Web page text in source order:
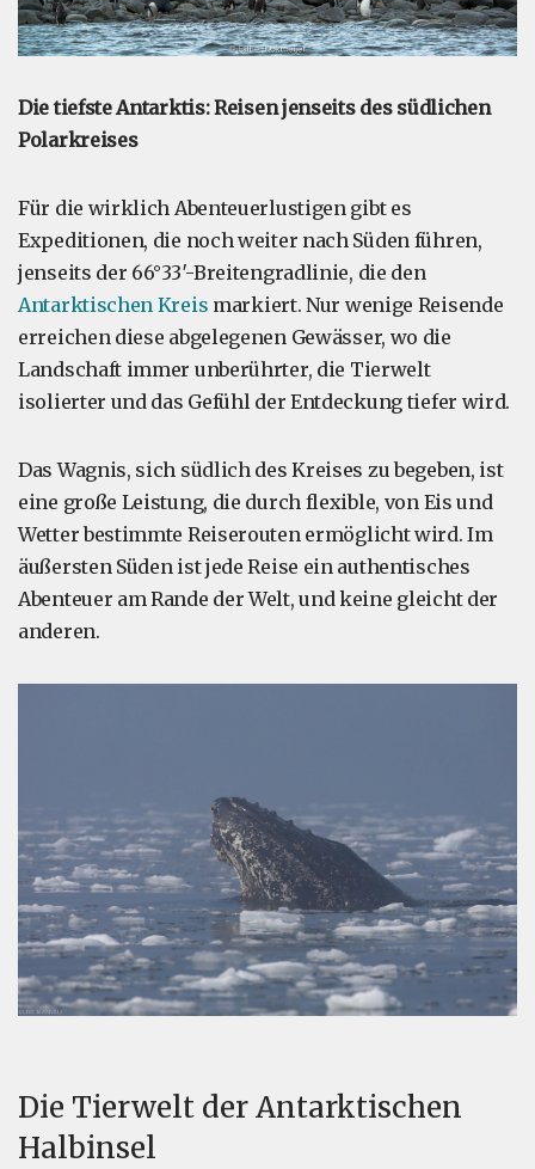
Die tiefste Antarktis: Reisen jenseits des südlichen
Polarkreises
Für die wirklich Abenteuerlustigen gibt es
Expeditionen, die noch weiter nach Süden führen,
jenseits der 66°33′-Breitengradlinie, die den
Antarktischen Kreis markiert. Nur wenige Reisende
erreichen diese abgelegenen Gewässer, wo die
Landschaft immer unberührter, die Tierwelt
isolierter und das Gefühl der Entdeckung tiefer wird.
Das Wagnis, sich südlich des Kreises zu begeben, ist
eine große Leistung, die durch flexible, von Eis und
Wetter bestimmte Reiserouten ermöglicht wird. Im
äußersten Süden ist jede Reise ein authentisches
Abenteuer am Rande der Welt, und keine gleicht der
anderen.
Die Tierwelt der Antarktischen
Halbinsel